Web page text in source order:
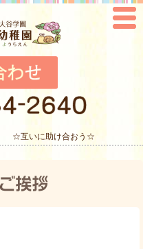
☆互いに助け合おう☆